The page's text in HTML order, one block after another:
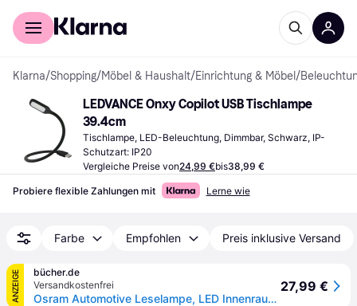
Für Shopper
Klarna/Shopping/Möbel & Haushalt/Einrichtung & Möbel /
LEDVANCE Onxy Copilot USB Tischlampe
39.4cm
Tischlampe, LED-Beleuchtung, Dimmbar, Schwarz, IP-
Schutzart: IP20
Vergleiche Preise von24,99 €bis38,99 €
Probiere flexible Zahlungen mit Lerne wie
Farbe Empfohlen Preis inklusive Versand
ANZEIGE
bücher.de
Versandkostenfrei
Osram Automotive Leselampe, LED Innenraumleuchte ONYX-USB ONYX COPILOT® USB LED 5 V (L x B x H) 460 x 9 x 25 mm Biegsamer Hals, Drehbar, Schwenkbar
27,99 €